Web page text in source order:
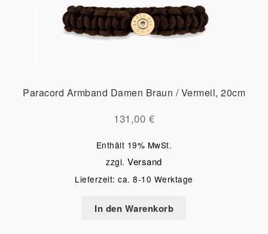
Paracord Armband Damen Braun / Vermeil, 20cm
131,00 €
Enthält 19% MwSt.
zzgl.Versand
Lieferzeit: ca. 8-10 Werktage
In den Warenkorb